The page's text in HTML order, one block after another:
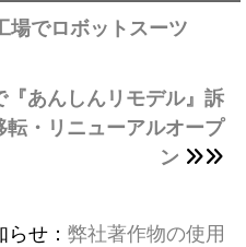
場でロボットスーツ
あんしんリモデル』訴
・リニューアルオープ
ン
せ： 弊社著作物の使用